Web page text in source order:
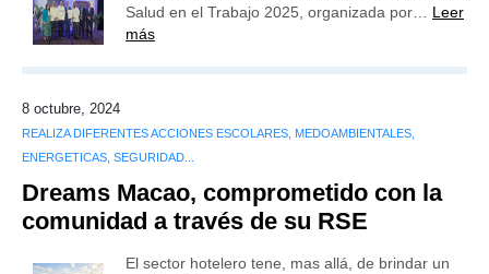
Salud en el Trabajo 2025, organizada por… Leer
más
8 octubre, 2024
REALIZA DIFERENTES ACCIONES ESCOLARES, MEDOAMBIENTALES,
ENERGETICAS, SEGURIDAD...
Dreams Macao, comprometido con la
comunidad a través de su RSE
El sector hotelero tene, mas allá, de brindar un